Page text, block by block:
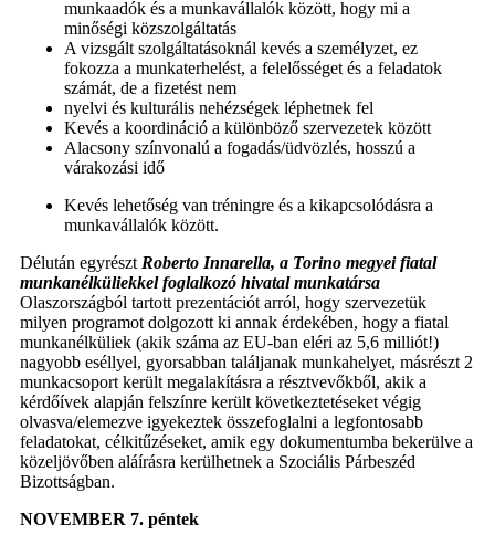
munkaadók és a munkavállalók között, hogy mi a
minőségi közszolgáltatás
A vizsgált szolgáltatásoknál kevés a személyzet, ez
fokozza a munkaterhelést, a felelősséget és a feladatok
számát, de a fizetést nem
nyelvi és kulturális nehézségek léphetnek fel
Kevés a koordináció a különböző szervezetek között
Alacsony színvonalú a fogadás/üdvözlés, hosszú a
várakozási idő
Kevés lehetőség van tréningre és a kikapcsolódásra a
munkavállalók között.
Délután egyrészt Roberto Innarella, a Torino megyei fiatal
munkanélküliekkel foglalkozó hivatal munkatársa
Olaszországból tartott prezentációt arról, hogy szervezetük
milyen programot dolgozott ki annak érdekében, hogy a fiatal
munkanélküliek (akik száma az EU-ban eléri az 5,6 milliót!)
nagyobb eséllyel, gyorsabban találjanak munkahelyet, másrészt 2
munkacsoport került megalakításra a résztvevőkből, akik a
kérdőívek alapján felszínre került következtetéseket végig
olvasva/elemezve igyekeztek összefoglalni a legfontosabb
feladatokat, célkitűzéseket, amik egy dokumentumba bekerülve a
közeljövőben aláírásra kerülhetnek a Szociális Párbeszéd
Bizottságban.
NOVEMBER 7. péntek